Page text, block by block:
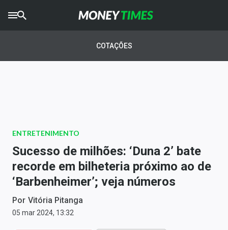
AGROTIMES
Newsletters
Money Trader
Anuncie
Últimas Notícias
COTAÇÕES
ENTRETENIMENTO
Sucesso de milhões: ‘Duna 2’ bate
recorde em bilheteria próximo ao de
‘Barbenheimer’; veja números
Por Vitória Pitanga
05 mar 2024, 13:32